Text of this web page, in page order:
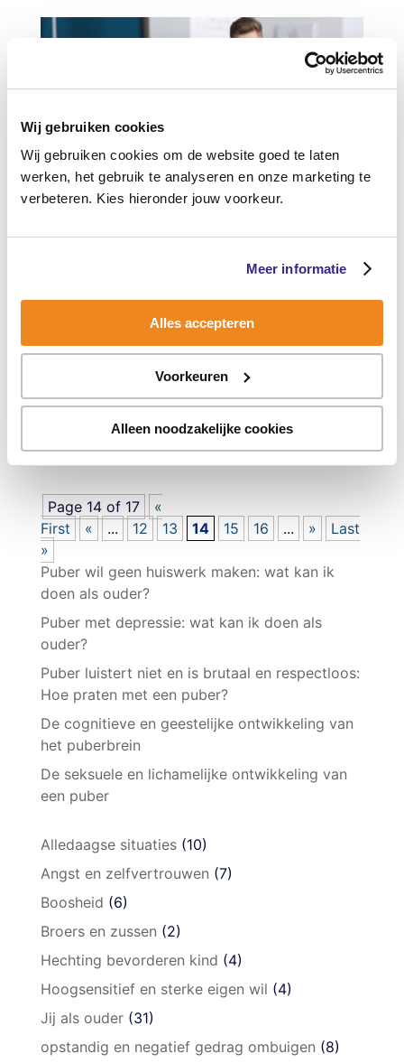
Wij gebruiken cookies
Wij gebruiken cookies om de website goed te laten
werken, het gebruik te analyseren en onze marketing te
verbeteren. Kies hieronder jouw voorkeur.
Meer informatie
Alles accepteren
Voorkeuren
Alleen noodzakelijke cookies
uiten van emoties?
Huilen, schreeuwen, wegkruipen, lachen,
uitingen. En je kind is in ontwikkeling om te
leren hoe emoties voelen, deze te herkennen,
bij zichzelf en bij anderen. Leren om er
woorden aan te kunnen geven. Hoe je emoties
kunt...
Page 14 of 17
«
First
« ... 12 13 14 15 16 ... »
Last
»
Puber wil geen huiswerk maken: wat kan ik
doen als ouder?
Puber met depressie: wat kan ik doen als
ouder?
Puber luistert niet en is brutaal en respectloos:
Hoe praten met een puber?
De cognitieve en geestelijke ontwikkeling van
het puberbrein
De seksuele en lichamelijke ontwikkeling van
een puber
Alledaagse situaties(10)
Angst en zelfvertrouwen (7)
Boosheid (6)
Broers en zussen (2)
Hechting bevorderen kind (4)
Hoogsensitief en sterke eigen wil (4)
Jij als ouder(31)
opstandig en negatief gedrag ombuigen (8)